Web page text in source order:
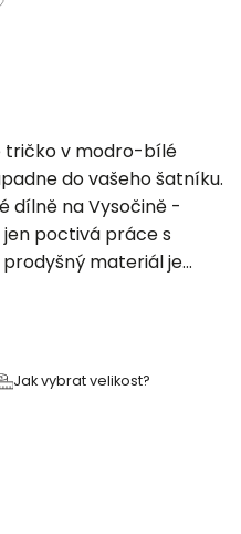
tričko v modro-bílé
do vašeho šatníku.
dílně na Vysočině -
poctivá práce s
materiál je
celodenním nošení.
Jak vybrat velikost?